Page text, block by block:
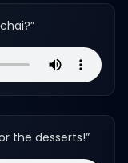
”
the desserts!”